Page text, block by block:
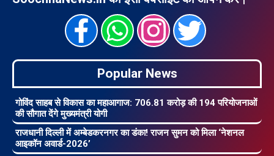
Popular News
गोविंद साहब से विकास का महाआगाज: 706.81 करोड़ की 194 परियोजनाओं
की सौगात देंगे मुख्यमंत्री योगी
राजधानी दिल्ली में अम्बेडकरनगर का डंका! राजन सुमन को मिला ‘नेशनल
आइकॉन अवार्ड-2026’